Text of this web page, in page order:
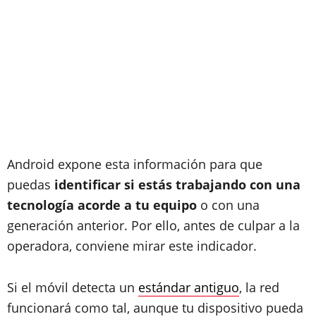
Android expone esta información para que
puedas identificar si estás trabajando con una
tecnología acorde a tu equipo o con una
generación anterior. Por ello, antes de culpar a la
operadora, conviene mirar este indicador.
Si el móvil detecta un estándar antiguo, la red
funcionará como tal, aunque tu dispositivo pueda